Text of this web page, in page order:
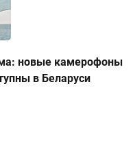
новые камерофоны
в Беларуси